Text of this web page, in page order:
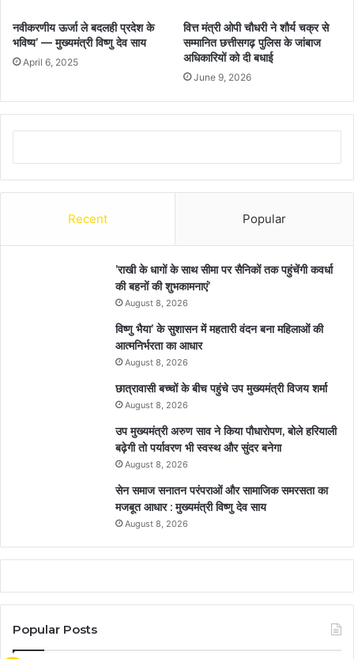
नवीकरणीय ऊर्जा ले बदलही प्रदेश के
भविष्य’ — मुख्यमंत्री विष्णु देव साय
April 6, 2025
वित्त मंत्री ओपी चौधरी ने शौर्य चक्र से
सम्मानित छत्तीसगढ़ पुलिस के जांबाज
अधिकारियों को दी बधाई
June 9, 2026
Recent Popular
’राखी के धागों के साथ सीमा पर सैनिकों तक पहुंचेंगी कवर्धा
की बहनों की शुभकामनाएं’
August 8, 2026
विष्णु भैया’ के सुशासन में महतारी वंदन बना महिलाओं की
आत्मनिर्भरता का आधार
August 8, 2026
छात्रावासी बच्चों के बीच पहुंचे उप मुख्यमंत्री विजय शर्मा
August 8, 2026
उप मुख्यमंत्री अरुण साव ने किया पौधारोपण, बोले हरियाली
बढ़ेगी तो पर्यावरण भी स्वस्थ और सुंदर बनेगा
August 8, 2026
सेन समाज सनातन परंपराओं और सामाजिक समरसता का
मजबूत आधार : मुख्यमंत्री विष्णु देव साय
August 8, 2026
Popular Posts